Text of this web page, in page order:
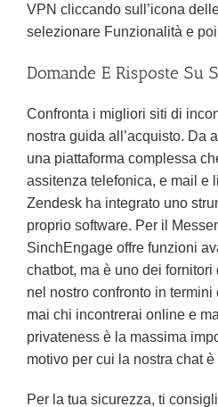
VPN cliccando sull’icona
selezionare Funzionalità e
Domande E Risposte Su
Confronta i migliori siti di
nostra guida all’acquisto. Da
una piattaforma complessa
assitenza telefonica, e mail e
Zendesk ha integrato uno
proprio software. Per il
SinchEngage offre funzioni
chatbot, ma è uno dei
nel nostro confronto in
mai chi incontrerai online e
privateness è la massima
motivo per cui la nostra chat
Per la tua sicurezza, ti